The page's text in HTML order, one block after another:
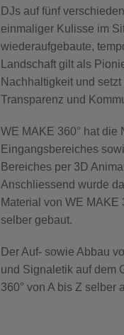
DJs auf fünf
einmaliger Kulisse im
wiederaufgebaute,
Landschaft gilt als
Nachhaltigkeit und
Transparenz und
WE MAKE 360° hat die
Eingangsbereiches
Bereiches per 3D
Anschliessend wurde
Material von WE MAKE
selber gebaut.
Der Auf- sowie Abbau
und Signaletik auf dem
360° von A bis Z selber